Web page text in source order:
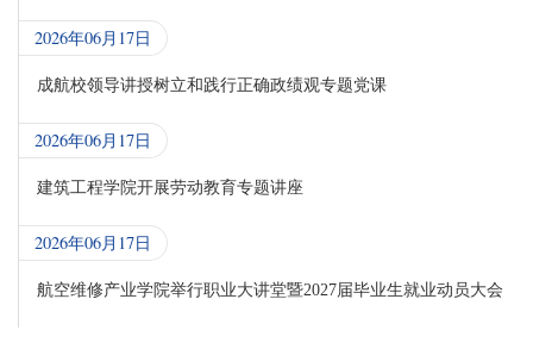
2026年06月17日
成航校领导讲授树立和践行正确政绩观专题党课
2026年06月17日
建筑工程学院开展劳动教育专题讲座
2026年06月17日
航空维修产业学院举行职业大讲堂暨2027届毕业生就业动员大会